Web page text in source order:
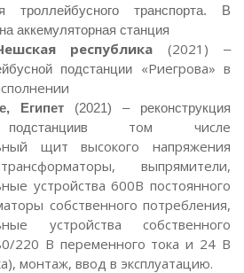
троллейбусного транспорта. В
аккемуляторная станция
республика(2021)–
подстанции «Риегрова» в
Египет (2021) – реконструкция
в том числе
щит высокого напряжения
выпрямители,
устройства 600В постоянного
собственного потребления,
устройства собственного
220 В переменного тока и 24 В
монтаж, ввод в эксплуатацию.